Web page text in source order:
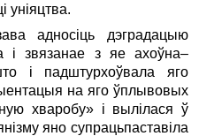
уніяцтва.
адносіць дэградацыю
і звязанае з яе ахоўна–
і падштурхоўвала яго
на яго ўплывовых
хваробу» і вылілася ў
яно супрацьпаставіла